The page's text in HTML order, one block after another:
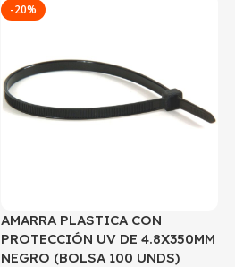
-20%
AMARRA PLASTICA CON
PROTECCIÓN UV DE 4.8X350MM
NEGRO (BOLSA 100 UNDS)